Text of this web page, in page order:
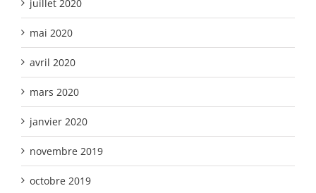
juillet 2020
mai 2020
avril 2020
mars 2020
janvier 2020
novembre 2019
octobre 2019